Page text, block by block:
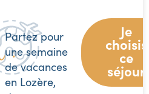
:
Partez pour
une semaine
de vacances
en Lozère,
Je
choisis
ce
séjour